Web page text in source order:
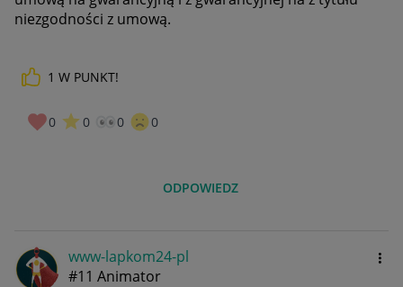
niezgodności z umową.
1 W PUNKT!
0 0 0 0
ODPOWIEDZ
www-lapkom24-pl
#11 Animator